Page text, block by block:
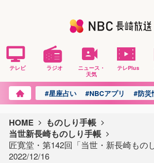
テレビ ラジオ
ニュース・
天気
テレPlus
#星座占い #NBCアプリ #防災
HOME
ものしり手帳
当世新長崎ものしり手帳
匠寛堂・第142回「当世・新長崎もの
2022/12/16